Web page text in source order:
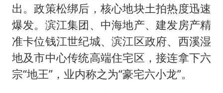
出。政策松绑后，核心地块土拍热度迅速
爆发。滨江集团、中海地产、建发房产精
准卡位钱江世纪城、滨江区政府、西溪湿
地及市中心传统高端住宅区，接连拿下六
宗“地王”，业内称之为“豪宅六小龙”。